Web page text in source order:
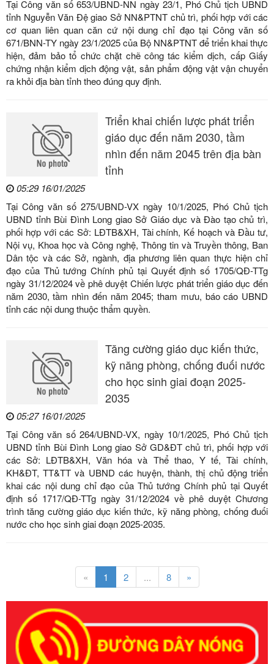
Tại Công văn số 653/UBND-NN ngày 23/1, Phó Chủ tịch UBND
tỉnh Nguyễn Văn Đệ giao Sở NN&PTNT chủ trì, phối hợp với các
cơ quan liên quan căn cứ nội dung chỉ đạo tại Công văn số
671/BNN-TY ngày 23/1/2025 của Bộ NN&PTNT để triển khai thực
hiện, đảm bảo tổ chức chặt chẽ công tác kiểm dịch, cấp Giấy
chứng nhận kiểm dịch động vật, sản phẩm động vật vận chuyển
ra khỏi địa bàn tỉnh theo đúng quy định.
Triển khai chiến lược phát triển
giáo dục đến năm 2030, tầm
nhìn đến năm 2045 trên địa bàn
tỉnh
05:29 16/01/2025
Tại Công văn số 275/UBND-VX ngày 10/1/2025, Phó Chủ tịch
UBND tỉnh Bùi Đình Long giao Sở Giáo dục và Đào tạo chủ trì,
phối hợp với các Sở: LĐTB&XH, Tài chính, Kế hoạch và Đầu tư,
Nội vụ, Khoa học và Công nghệ, Thông tin và Truyền thông, Ban
Dân tộc và các Sở, ngành, địa phương liên quan thực hiện chỉ
đạo của Thủ tướng Chính phủ tại Quyết định số 1705/QĐ-TTg
ngày 31/12/2024 về phê duyệt Chiến lược phát triển giáo dục đến
năm 2030, tầm nhìn đến năm 2045; tham mưu, báo cáo UBND
tỉnh các nội dung thuộc thẩm quyền.
Tăng cường giáo dục kiến thức,
kỹ năng phòng, chống đuối nước
cho học sinh giai đoạn 2025-
2035
05:27 16/01/2025
Tại Công văn số 264/UBND-VX, ngày 10/1/2025, Phó Chủ tịch
UBND tỉnh Bùi Đình Long giao Sở GD&ĐT chủ trì, phối hợp với
các Sở: LĐTB&XH, Văn hóa và Thể thao, Y tế, Tài chính,
KH&ĐT, TT&TT và UBND các huyện, thành, thị chủ động triển
khai các nội dung chỉ đạo của Thủ tướng Chính phủ tại Quyết
định số 1717/QĐ-TTg ngày 31/12/2024 về phê duyệt Chương
trình tăng cường giáo dục kiến thức, kỹ năng phòng, chống đuối
nước cho học sinh giai đoạn 2025-2035.
« 1 2 ... 8 »